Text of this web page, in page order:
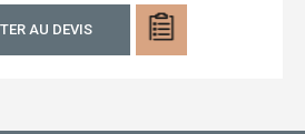
AU DEVIS